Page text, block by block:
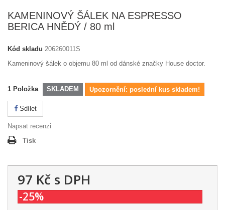
KAMENINOVÝ ŠÁLEK NA ESPRESSO
BERICA HNĚDÝ / 80 ml
Kód skladu 206260011S
Kameninový šálek o objemu 80 ml od dánské značky House doctor.
1 Položka SKLADEM Upozornění: poslední kus skladem!
Sdílet
Napsat recenzi
Tisk
97 Kč s DPH
-25%